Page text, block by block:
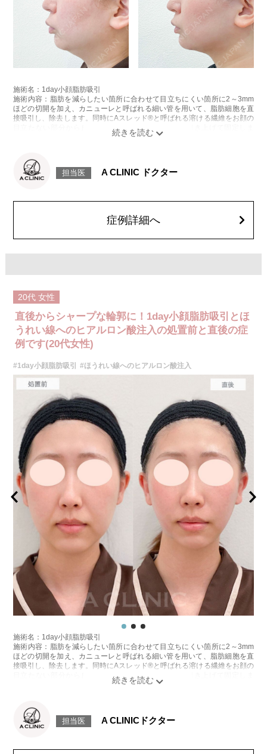
施術名：1day小顔脂肪吸引
施術内容：脂肪を減らしたい箇所に合わせて目立ちにくい箇所に2～3mm
ほどの切開を加え、カニューレと呼ばれる細い管を用いて、脂肪細胞を直
接吸引し、除去します。同時にAスレッド®と呼ばれる溶ける繊維をお顔の
目立たない部分から皮下へ挿入し、皮膚を内側から引き上げて固定しま
感などが術後一時的に生じることがございます。また、稀に貧血、細菌感
染症、左右差、施術箇所の知覚鈍麻、ぼこつき、硬結、瘢痕化、色素沈
顔の脂肪吸引箇所の追加 1ヶ所ごと+162,800円(税込)
オプション：笑気麻酔 3,300円(税込)
入する施術です。あご先にボリュームを加えることで、輪郭にメリハリを
施術時間：約10分程
リスク、副作用：施術後に腫れ、赤み、内出血、痛み、突っ張り感などが
生じることがありますが、通常は数日〜1週間程度で徐々に軽快します。ま
た、稀にアレルギー反応、細菌感染、血管閉塞、しこり（硬化）や小さな
結節が生じる可能性があります。施術後1〜2週間程度は、注入部位を強く
押したりマッサージしたりすることはお控えください。
費用：
レスチレンリフト※横浜院限定 76,800円(税込)
ジュビダームビスタウルトラXC 109,800円(税込)
クレヴィエルコントア 109,800円(税込)
ボリューマ 131,800円(税込)
オプション：表面麻酔 3,300円(税込) 笑気麻酔 3,300円(税込)
担当医 A CLINIC ドクター
症例詳細へ
20代 女性
直後からシャープな輪郭に！1day小顔脂肪吸引とほ
うれい線へのヒアルロン酸注入の処置前と直後の症
例です(20代女性)
#1day小顔脂肪吸引 #ほうれい線へのヒアルロン酸注入
施術名：1day小顔脂肪吸引
施術内容：脂肪を減らしたい箇所に合わせて目立ちにくい箇所に2～3mm
ほどの切開を加え、カニューレと呼ばれる細い管を用いて、脂肪細胞を直
接吸引し、除去します。同時にAスレッド®と呼ばれる溶ける繊維をお顔の
目立たない部分から皮下へ挿入し、皮膚を内側から引き上げて固定しま
感などが術後一時的に生じることがございます。また、稀に貧血、細菌感
染症、左右差、施術箇所の知覚鈍麻、ぼこつき、硬結、瘢痕化、色素沈
顔の脂肪吸引箇所の追加 1ヶ所ごと+162,800円(税込)
担当医 A CLINICドクター